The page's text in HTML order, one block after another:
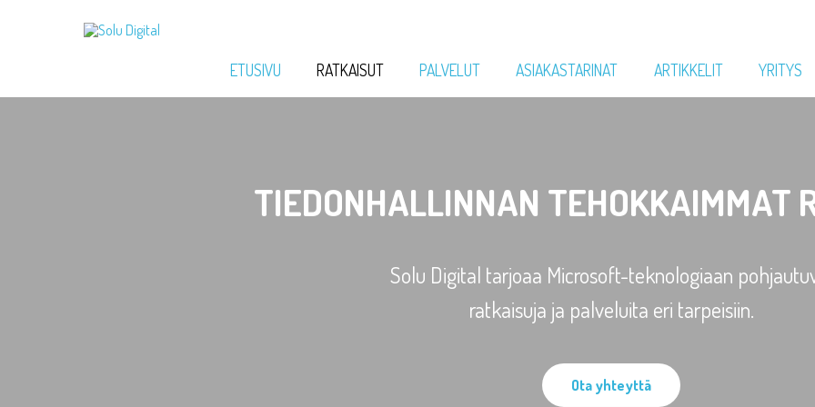
ETUSIVU RATKAISUT PALVELUT ASIAKASTARINAT ARTIKKELIT YRITYS
TIEDONHALLINNAN TEHOKKAIMMAT
Solu Digital tarjoaa Microsoft-teknologiaan
ratkaisuja ja palveluita eri tarpeisiin.
Ota yhteyttä